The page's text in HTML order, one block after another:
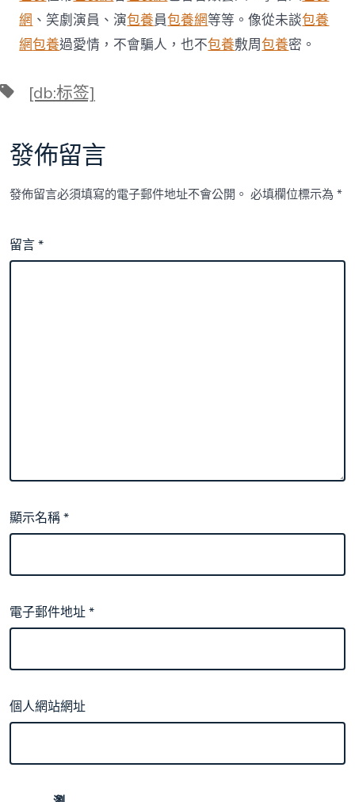
中
考
錄
網 、笑劇演員、演包養員包養網等等。像從未談包養
網包養過愛情，不會騙人，也不包養敷周包養密。
標 [db:标签]
發佈留言
發佈留言必須填寫的電子郵件地址不會公開。 必填欄位標示為*
留言*
顯示名稱*
電子郵件地址*
個人網站網址